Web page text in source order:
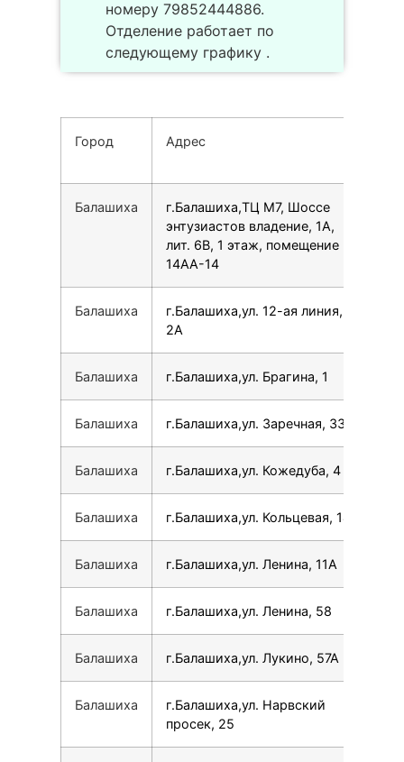
номеру 79852444886.
Отделение работает по
следующему графику .
Город Адрес
Балашиха
г.Балашиха,ТЦ М7, Шоссе
энтузиастов владение, 1А,
лит. 6В, 1 этаж, помещение
14АА-14
Балашиха
г.Балашиха,ул. 12-ая линия,
2А
Балашиха г.Балашиха,ул. Брагина, 1
Балашиха г.Балашиха,ул. Заречная, 33
Балашиха г.Балашиха,ул. Кожедуба, 4
Балашиха г.Балашиха,ул. Кольцевая, 14
Балашиха г.Балашиха,ул. Ленина, 11А
Балашиха г.Балашиха,ул. Ленина, 58
Балашиха г.Балашиха,ул. Лукино, 57А
Балашиха
г.Балашиха,ул. Нарвский
просек, 25